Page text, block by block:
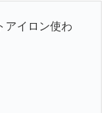
アイロン使わ